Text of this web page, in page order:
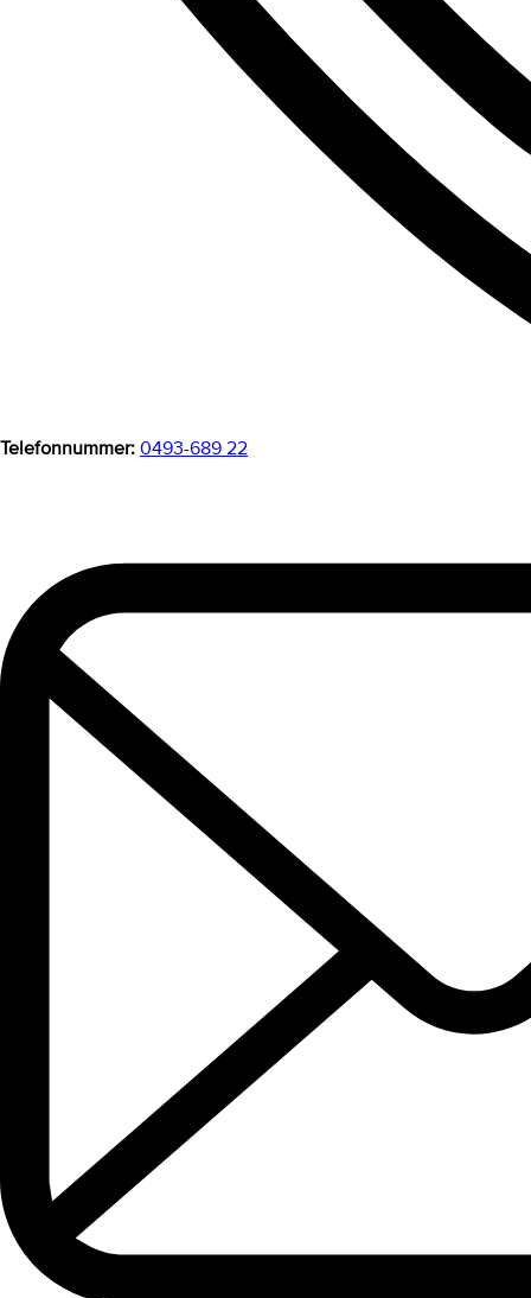
Telefonnummer: 0493-689 22